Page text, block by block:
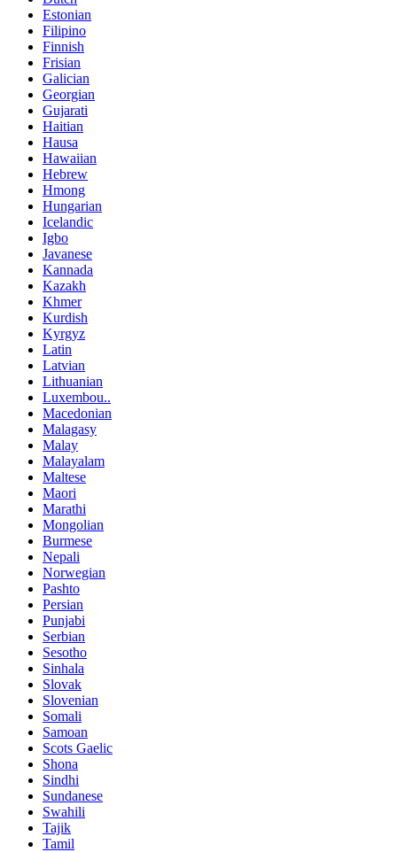
Estonian
Filipino
Finnish
Frisian
Galician
Georgian
Gujarati
Haitian
Hausa
Hawaiian
Hebrew
Hmong
Hungarian
Icelandic
Igbo
Javanese
Kannada
Kazakh
Khmer
Kurdish
Kyrgyz
Latin
Latvian
Lithuanian
Luxembou..
Macedonian
Malagasy
Malay
Malayalam
Maltese
Maori
Marathi
Mongolian
Burmese
Nepali
Norwegian
Pashto
Persian
Punjabi
Serbian
Sesotho
Sinhala
Slovak
Slovenian
Somali
Samoan
Scots Gaelic
Shona
Sindhi
Sundanese
Swahili
Tajik
Tamil